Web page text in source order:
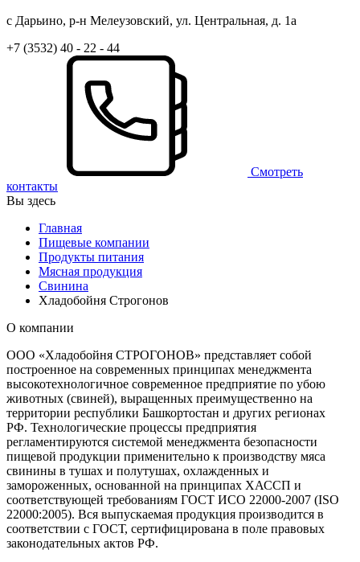
с Дарьино, р-н Мелеузовский, ул. Центральная, д. 1а
+7 (3532) 40 - 22 - 44
Смотреть
контакты
Вы здесь
Главная
Пищевые компании
Продукты питания
Мясная продукция
Свинина
Хладобойня Строгонов
О компании
ООО «Хладобойня СТРОГОНОВ» представляет собой
построенное на современных принципах менеджмента
высокотехнологичное современное предприятие по убою
животных (свиней), выращенных преимущественно на
территории республики Башкортостан и других регионах
РФ. Технологические процессы предприятия
регламентируются системой менеджмента безопасности
пищевой продукции применительно к производству мяса
свинины в тушах и полутушах, охлажденных и
замороженных, основанной на принципах ХАССП и
соответствующей требованиям ГОСТ ИСО 22000-2007 (ISO
22000:2005). Вся выпускаемая продукция производится в
соответствии с ГОСТ, сертифицирована в поле правовых
законодательных актов РФ.